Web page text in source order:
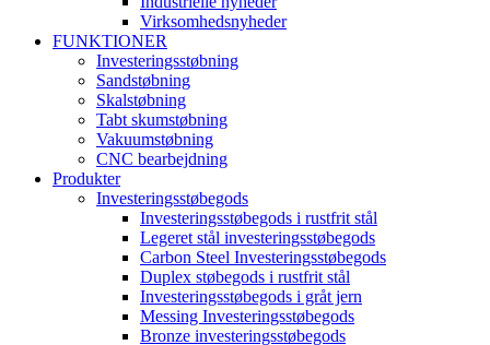
Virksomhedsnyheder
FUNKTIONER
Investeringsstøbning
Sandstøbning
Skalstøbning
Tabt skumstøbning
Vakuumstøbning
CNC bearbejdning
Produkter
Investeringsstøbegods
Investeringsstøbegods i rustfrit stål
Legeret stål investeringsstøbegods
Carbon Steel Investeringsstøbegods
Duplex støbegods i rustfrit stål
Investeringsstøbegods i gråt jern
Messing Investeringsstøbegods
Bronze investeringsstøbegods